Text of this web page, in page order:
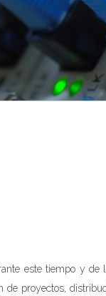
este tiempo y
proyectos,